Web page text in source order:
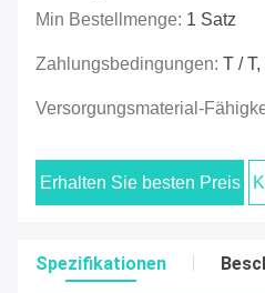
Min Bestellmenge: 1 Satz
Zahlungsbedingungen: T /
Versorgungsmaterial-
Erhalten Sie besten Preis
Spezifikationen